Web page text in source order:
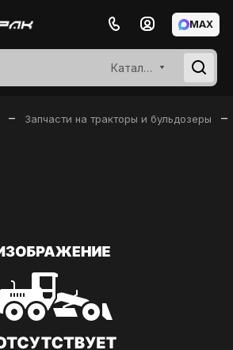
Каталог
MAX
– Запчасти на тракторы и бульдозеры –